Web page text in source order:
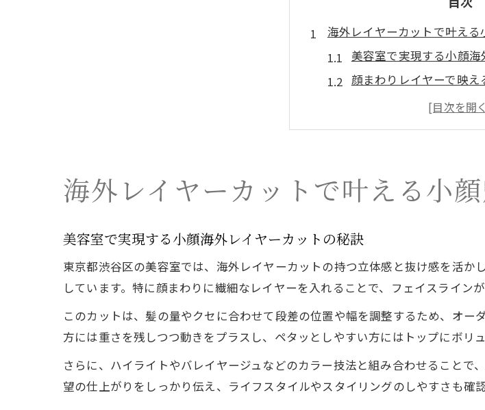
海外レイヤーカットで叶える
美容室で実現する小顔
顔まわりレイヤーで映え
海外レイヤーカットが
美容室ならではの小顔
美容室選びで失敗しない最新
美容室選びで注目したい
海外レイヤーカットが評
美容室で失敗しないた
美容室選びで押さえる
憧れの立体感を実現する海外
美容室の海外ヘア技術
レイヤーカットと海外
美容室の提案で実現す
海外レイヤーカットで叶える小
美容室で実現する小顔海外レイヤーカットの秘訣
東京都渋谷区の美容室では、海外レイヤーカットの持つ立体感と抜け感を活
しています。特に顔まわりに繊細なレイヤーを入れることで、フェイスライン
このカットは、髪の量やクセに合わせて段差の位置や幅を調整するため、オ
方には重さを残しつつ動きをプラスし、ペタッとしやすい方にはトップにボリ
さらに、ハイライトやバレイヤージュなどのカラー技法と組み合わせること
望の仕上がりをしっかり伝え、ライフスタイルやスタイリングのしやすさも確